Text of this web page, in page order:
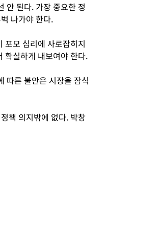
안 된다. 가장 중요한 정
나가야 한다.
포모 심리에 사로잡히지
확실하게 내보여야 한다.
따른 불안은 시장을 잠식
책 의지밖에 없다. 박창